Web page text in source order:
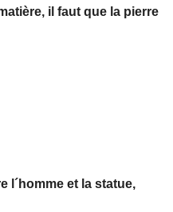
il faut que la pierre
l´homme et la statue,